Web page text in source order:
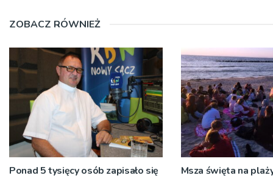
ZOBACZ RÓWNIEŻ
Ponad 5 tysięcy osób zapisało się
Msza święta na